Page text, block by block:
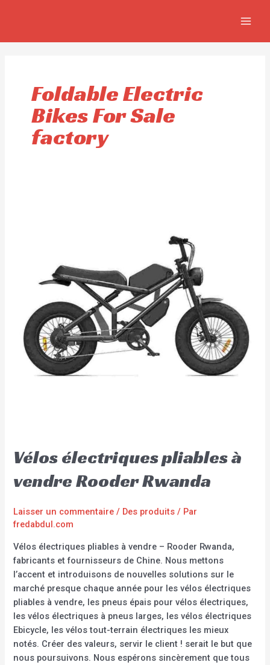
Foldable Electric
Bikes For Sale
factory
Vélos électriques pliables à
vendre Rooder Rwanda
Laisser un commentaire / Des produits / Par
fredabdul.com
Vélos électriques pliables à vendre – Rooder Rwanda,
fabricants et fournisseurs de Chine. Nous mettons
l’accent et introduisons de nouvelles solutions sur le
marché presque chaque année pour les vélos électriques
pliables à vendre, les pneus épais pour vélos électriques,
les vélos électriques à pneus larges, les vélos électriques
Ebicycle, les vélos tout-terrain électriques les mieux
notés. Créer des valeurs, servir le client ! serait le but que
nous poursuivons. Nous espérons sincèrement que tous